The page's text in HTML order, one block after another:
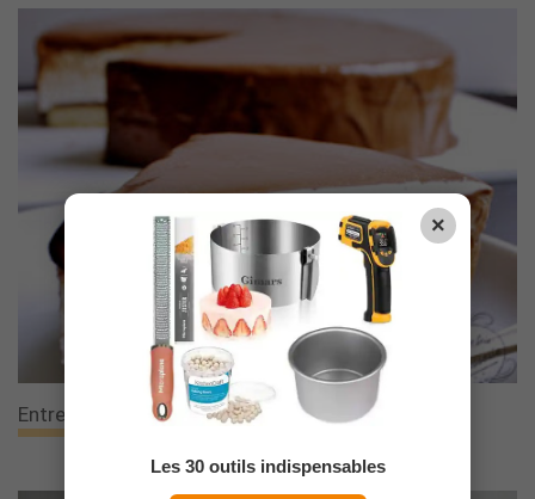
Entremets Praliné {fête Des Pères}
×
Les 30 outils indispensables